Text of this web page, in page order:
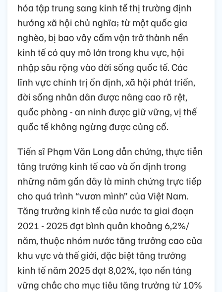
hóa tập trung sang kinh tế thị trường định
hướng xã hội chủ nghĩa; từ một quốc gia
nghèo, bị bao vây cấm vận trở thành nền
kinh tế có quy mô lớn trong khu vực, hội
nhập sâu rộng vào đời sống quốc tế. Các
lĩnh vực chính trị ổn định, xã hội phát triển,
đời sống nhân dân được nâng cao rõ rệt,
quốc phòng - an ninh được giữ vững, vị thế
quốc tế không ngừng được củng cố.
Tiến sĩ Phạm Văn Long dẫn chứng, thực tiễn
tăng trưởng kinh tế cao và ổn định trong
những năm gần đây là minh chứng trực tiếp
cho quá trình “vươn mình” của Việt Nam.
Tăng trưởng kinh tế của nước ta giai đoạn
2021 - 2025 đạt bình quân khoảng 6,2%/
năm, thuộc nhóm nước tăng trưởng cao của
khu vực và thế giới, đặc biệt tăng trưởng
kinh tế năm 2025 đạt 8,02%, tạo nền tảng
vững chắc cho mục tiêu tăng trưởng từ 10%